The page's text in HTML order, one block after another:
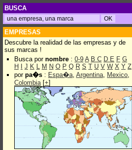
BUSCA
EMPRESAS
Descubre la realidad de las empresas y de
sus marcas !
Busca por nombre : 0-9 A B C D E F G
H
J K L M N O P Q R S T U V W X Y Z
por pa�s : Espa�a, Argentina, Mexico,
Colombia[+]